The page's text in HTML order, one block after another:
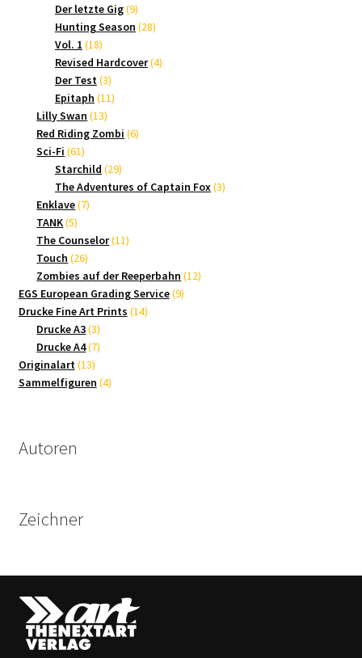
Der letzte Gig 99
Produkte
Hunting Season 2828
Vol. 1 1818
Produkte
Revised Hardcover 44
Der Test 33
Produkte
Epitaph 1111
Lilly Swan 1313
Produkte
Red Riding Zombi 66
Sci-Fi 6161
Produkte
Starchild 2929
Produkte
The Adventures of Captain Fox 33
Enklave 77
TANK 55
Produkte
The Counselor 1111
Touch 2626
Produkte
Zombies auf der Reeperbahn 1212
EGS European Grading Service 99
Drucke Fine Art Prints 1414
Drucke A3 33
Produkte
Drucke A4 77
Originalart 1313
Produkte
Sammelfiguren 44
Autoren
Zeichner